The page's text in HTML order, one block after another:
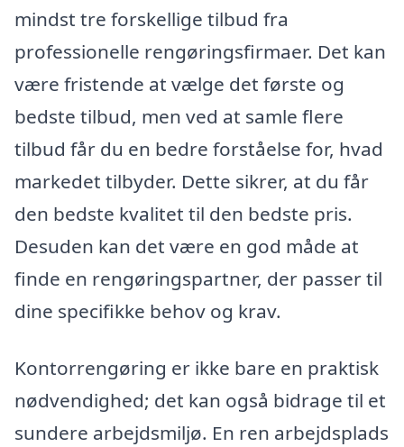
mindst tre forskellige tilbud fra
professionelle rengøringsfirmaer. Det kan
være fristende at vælge det første og
bedste tilbud, men ved at samle flere
tilbud får du en bedre forståelse for, hvad
markedet tilbyder. Dette sikrer, at du får
den bedste kvalitet til den bedste pris.
Desuden kan det være en god måde at
finde en rengøringspartner, der passer til
dine specifikke behov og krav.
Kontorrengøring er ikke bare en praktisk
nødvendighed; det kan også bidrage til et
sundere arbejdsmiljø. En ren arbejdsplads